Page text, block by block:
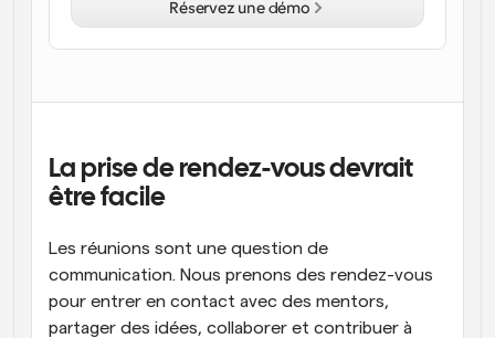
alimentés par l'IA
Blog
Réunions instantanées
Liens de groupe dynamique
Réservez facilement des réunions avec plusieurs
personnes
La prise de rendez-vous devrait
être facile
Les réunions sont une question de
communication. Nous prenons des rendez-vous
pour entrer en contact avec des mentors,
partager des idées, collaborer et contribuer à
Réservez une démo